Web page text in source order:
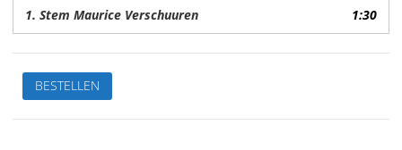
1. Stem Maurice Verschuuren 1:30
De
loterijVan:
Shirley
BESTELLEN